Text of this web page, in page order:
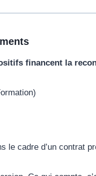
financent la
le cadre d’un contrat